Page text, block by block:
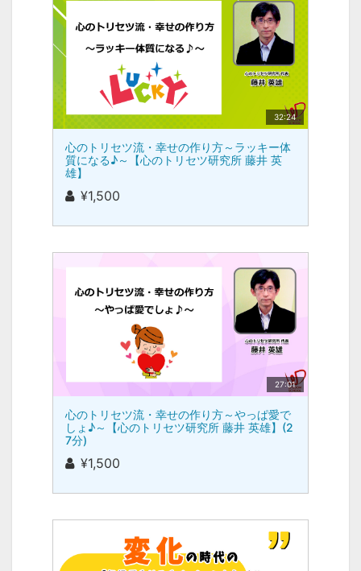
32:24
心のトリセツ流・幸せの作り方～ラッキー体
質になる♪～【心のトリセツ研究所 藤井 英
雄】
¥1,500
27:01
心のトリセツ流・幸せの作り方～やっぱ愛で
しょ♪～【心のトリセツ研究所 藤井 英雄】(2
7分)
¥1,500